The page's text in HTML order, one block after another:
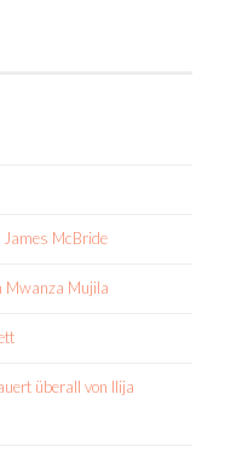
James McBride
Mwanza Mujila
überall von Ilija